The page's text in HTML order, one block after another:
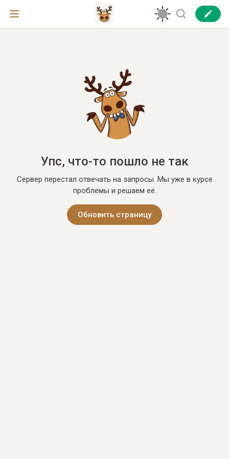
Упс, что-то пошло не так
Сервер перестал отвечать на запросы. Мы уже в курсе
проблемы и решаем её.
Обновить страницу